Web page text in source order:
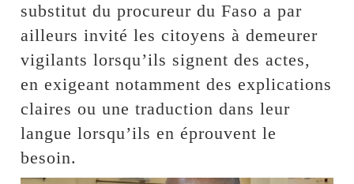
substitut du procureur du Faso a par
ailleurs invité les citoyens à demeurer
vigilants lorsqu’ils signent des actes,
en exigeant notamment des explications
claires ou une traduction dans leur
langue lorsqu’ils en éprouvent le
besoin.